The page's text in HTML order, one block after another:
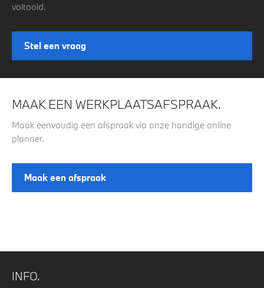
voltooid.
Stel een vraag
MAAK EEN WERKPLAATSAFSPRAAK.
Maak eenvoudig een afspraak via onze handige online
planner.
Maak een afspraak
INFO.